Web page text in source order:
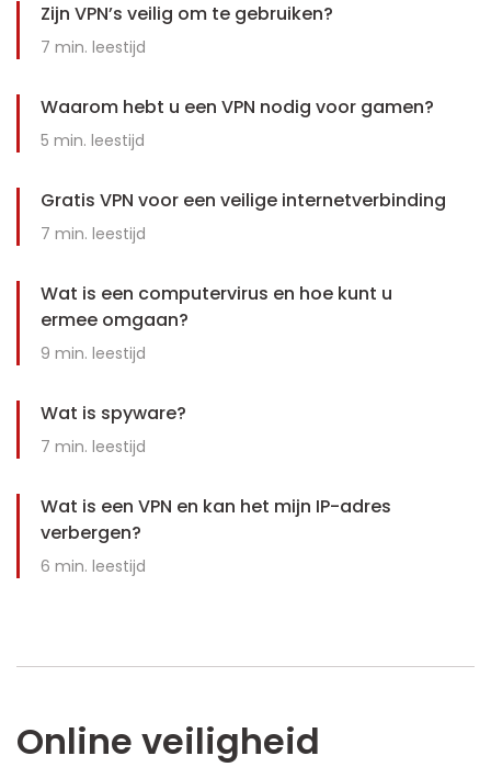
Zijn VPN’s veilig om te gebruiken?
7 min. leestijd
Waarom hebt u een VPN nodig voor gamen?
5 min. leestijd
Gratis VPN voor een veilige internetverbinding
7 min. leestijd
Wat is een computervirus en hoe kunt u
ermee omgaan?
9 min. leestijd
Wat is spyware?
7 min. leestijd
Wat is een VPN en kan het mijn IP-adres
verbergen?
6 min. leestijd
Online veiligheid